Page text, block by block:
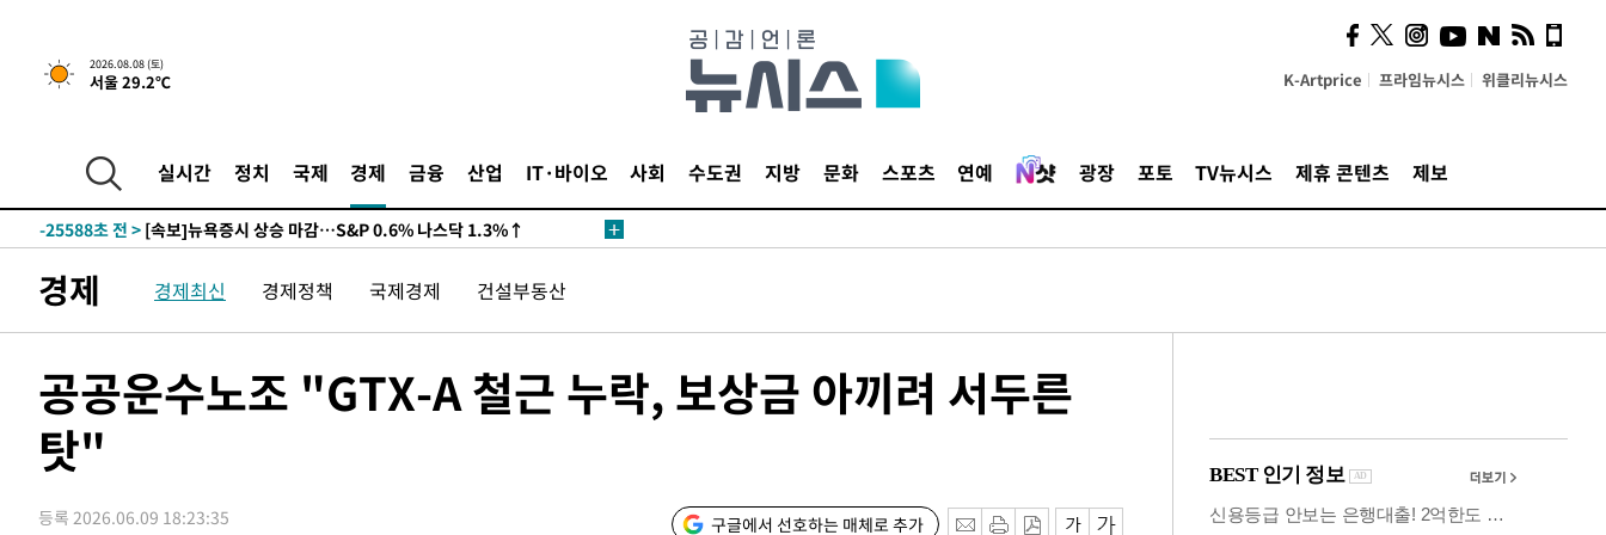
2026.08.08 (토)
서울 29.2℃ K-Artprice 프라임뉴시스 위클리뉴시스
실시간 정치 국제 경제 금융 산업 IT·바이오 사회 수도권 지방 문화 스포츠 연예 광장 포토 TV뉴시스 제휴 콘텐츠 제보
-25588초 전 > [속보]뉴욕증시 상승 마감…S&P 0.6% 나스닥 1.3%↑
경제 경제최신 경제정책 국제경제 건설부동산
공공운수노조 "GTX-A 철근 누락, 보상금 아끼려 서두른
탓"
등록 2026.06.09 18:23:35 구글에서 선호하는 매체로 추가
시, 스마트폰 액세서리에
NFC 더했다